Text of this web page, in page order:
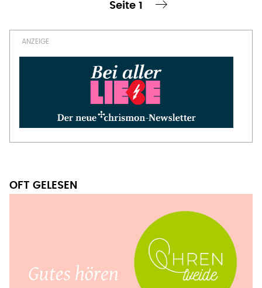
Seite 1
nächste Seite ›
OFT GELESEN